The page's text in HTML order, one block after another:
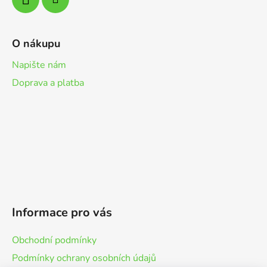
O nákupu
Napište nám
Doprava a platba
Informace pro vás
Obchodní podmínky
Podmínky ochrany osobních údajů